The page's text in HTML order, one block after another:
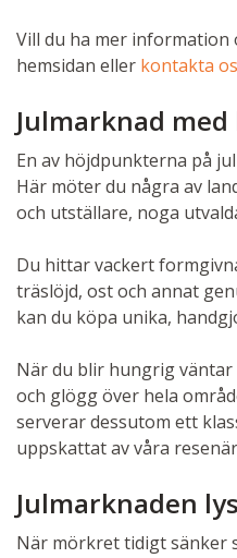
Vill du ha mer information
hemsidan eller kontakta
Julmarknad
En av höjdpunkterna på
Här möter du några av
och utställare, noga
Du hittar vackert
träslöjd, ost och annat
kan du köpa unika,
När du blir hungrig
och glögg över hela
serverar dessutom ett
uppskattat av våra
Julmarknaden
När mörkret tidigt sänker